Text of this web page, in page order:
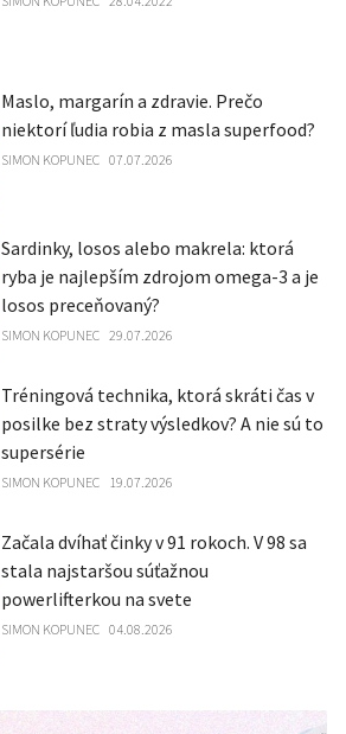
Maslo, margarín a zdravie. Prečo
niektorí ľudia robia z masla superfood?
SIMON KOPUNEC 07.07.2026
Sardinky, losos alebo makrela: ktorá
ryba je najlepším zdrojom omega-3 a je
losos preceňovaný?
SIMON KOPUNEC 29.07.2026
Tréningová technika, ktorá skráti čas v
posilke bez straty výsledkov? A nie sú to
supersérie
SIMON KOPUNEC 19.07.2026
Začala dvíhať činky v 91 rokoch. V 98 sa
stala najstaršou súťažnou
powerlifterkou na svete
SIMON KOPUNEC 04.08.2026